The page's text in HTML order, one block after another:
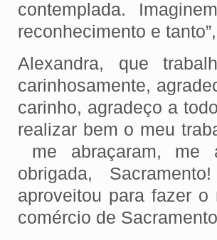
contemplada.
reconhecimento e
Alexandra, que
carinhosamente,
carinho, agradeço a
realizar bem o meu
me abraçaram, me
obrigada,
aproveitou para fazer o
comércio de